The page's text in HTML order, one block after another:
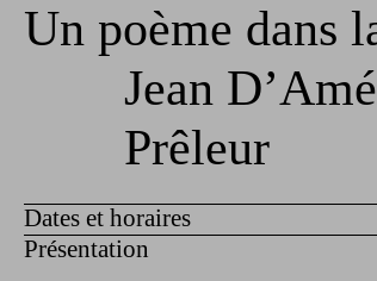
Un poème dans
Jean
Prêleur
Dates et horaires
Présentation